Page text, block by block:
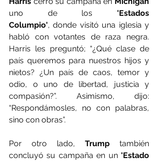
uno de los 'Estados
Columpio', donde visitó una iglesia y
habló con votantes de raza negra.
Harris les preguntó; “¿Qué clase de
país queremos para nuestros hijos y
nietos? ¿Un país de caos, temor y
odio, o uno de libertad, justicia y
compasión?”. Asimismo, dijo:
“Respondámosles, no con palabras,
sino con obras”.
Por otro lado, Trump también
concluyó su campaña en un 'Estado